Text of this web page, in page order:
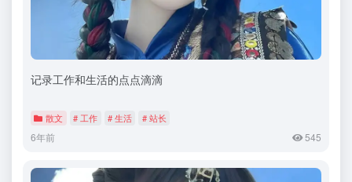
记录工作和生活的点点滴滴
散文 # 工作 # 生活 # 站长
6年前 545